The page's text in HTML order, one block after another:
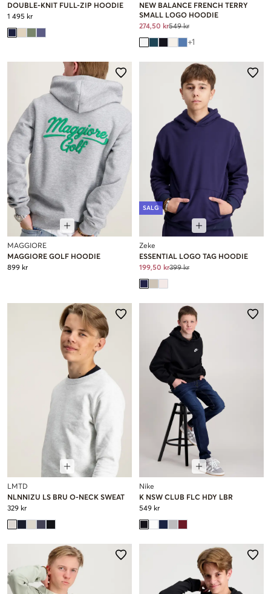
DOUBLE-KNIT FULL-ZIP HOODIE
1 495 kr
NEW BALANCE FRENCH TERRY
SMALL LOGO HOODIE
274,50 kr549 kr
+1
MAGGIORE
MAGGIORE GOLF HOODIE
899 kr
SALG
Zeke
ESSENTIAL LOGO TAG HOODIE
199,50 kr399 kr
LMTD
NLNNIZU LS BRU O-NECK SWEAT
329 kr
Nike
K NSW CLUB FLC HDY LBR
549 kr